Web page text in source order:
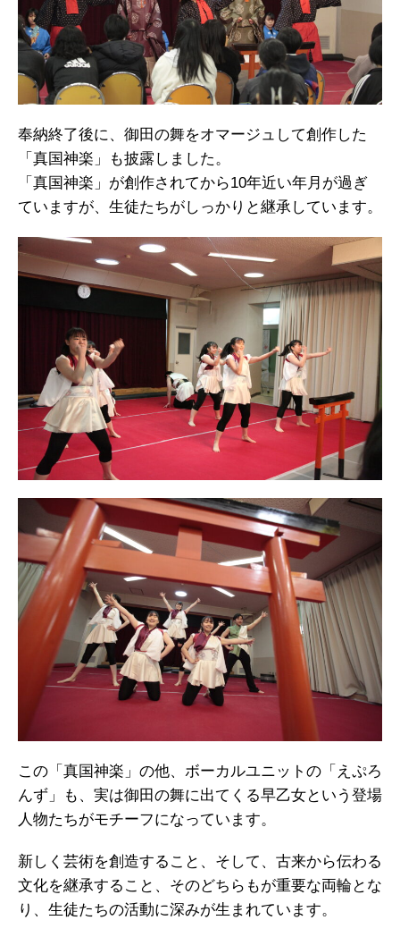
奉納終了後に、御田の舞をオマージュして創作した
「真国神楽」も披露しました。
「真国神楽」が創作されてから10年近い年月が過ぎ
ていますが、生徒たちがしっかりと継承しています。
この「真国神楽」の他、ボーカルユニットの「えぷろ
んず」も、実は御田の舞に出てくる早乙女という登場
人物たちがモチーフになっています。
新しく芸術を創造すること、そして、古来から伝わる
文化を継承すること、そのどちらもが重要な両輪とな
り、生徒たちの活動に深みが生まれています。